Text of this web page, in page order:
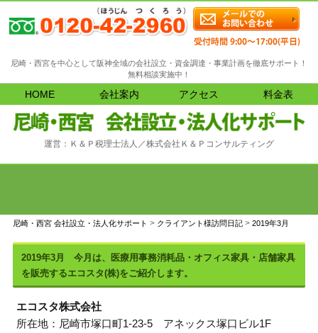
尼崎・西宮を中心として阪神全域の会社設立・資金調達・事業計画を徹底サポート！
無料相談実施中！
HOME 会社案内 アクセス 料金表
運営：Ｋ＆Ｐ税理士法人／株式会社Ｋ＆Ｐコンサルティング
尼崎・西宮 会社設立・法人化サポート > クライアント様訪問日記> 2019年3月
2019年3月 今月は、医療用事務消耗品・オフィス家具・店舗家具
を販売するエコスタ(株)をご紹介します。
エコスタ株式会社
所在地：尼崎市塚口町1-23-5 アネックス塚口ビル1F